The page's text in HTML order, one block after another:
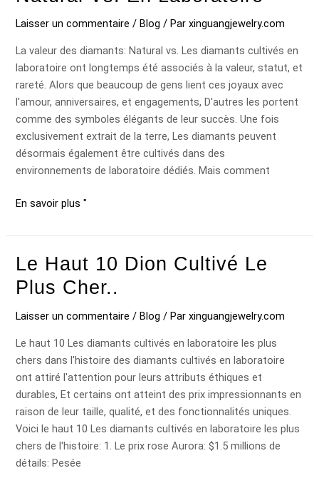
Laisser un commentaire / Blog / Parxinguangjewelry.com
La valeur des diamants: Natural vs. Les diamants cultivés en
laboratoire ont longtemps été associés à la valeur, statut, et
rareté. Alors que beaucoup de gens lient ces joyaux avec
l'amour, anniversaires, et engagements, D'autres les portent
comme des symboles élégants de leur succès. Une fois
exclusivement extrait de la terre, Les diamants peuvent
désormais également être cultivés dans des
environnements de laboratoire dédiés. Mais comment
En savoir plus "
Le Haut 10 Dion Cultivé Le
Plus Cher..
Laisser un commentaire /Blog / Parxinguangjewelry.com
Le haut 10 Les diamants cultivés en laboratoire les plus
chers dans l'histoire des diamants cultivés en laboratoire
ont attiré l'attention pour leurs attributs éthiques et
durables, Et certains ont atteint des prix impressionnants en
raison de leur taille, qualité, et des fonctionnalités uniques.
Voici le haut 10 Les diamants cultivés en laboratoire les plus
chers de l'histoire: 1. Le prix rose Aurora: $1.5 millions de
détails: Pesée
Le
haut
10
Dion
le
plus
cher..